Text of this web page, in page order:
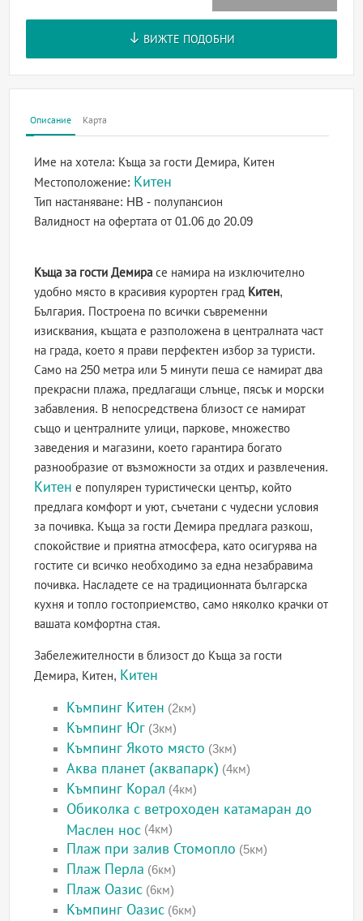
ВИЖТЕ ПОДОБНИ
Описание Карта
Име на хотела: Къща за гости Демира, Китен
Местоположение: Китен
Тип настаняване: HB - полупансион
Валидност на офертатаот 01.06 до 20.09
Къща за гости Демира се намира на изключително
удобно място в красивия курортен град Китен,
България. Построена по всички съвременни
изисквания, къщата е разположена в централната част
на града, което я прави перфектен избор за туристи.
Само на 250 метра или 5 минути пеша се намират два
прекрасни плажа, предлагащи слънце, пясък и морски
забавления. В непосредствена близост се намират
също и централните улици, паркове, множество
заведения и магазини, което гарантира богато
разнообразие от възможности за отдих и развлечения.
Китен е популярен туристически център, който
предлага комфорт и уют, съчетани с чудесни условия
за почивка. Къща за гости Демира предлага разкош,
спокойствие и приятна атмосфера, като осигурява на
гостите си всичко необходимо за една незабравима
почивка. Насладете се на традиционната българска
кухня и топло гостоприемство, само няколко крачки от
вашата комфортна стая.
Забележителности в близост до Къща за гости
Демира, Китен, Китен
Къмпинг Китен (2км)
Къмпинг Юг (3км)
Къмпинг Якото място (3км)
Аква планет (аквапарк) (4км)
Къмпинг Корал (4км)
Обиколка с ветроходен катамаран до
Маслен нос (4км)
Плаж при залив Стомопло (5км)
Плаж Перла (6км)
Плаж Оазис (6км)
Къмпинг Оазис (6км)